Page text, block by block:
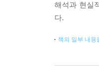
해석과 현실
다.
책의 일부 내용